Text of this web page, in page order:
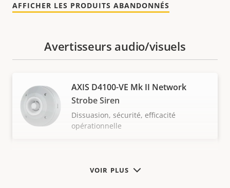
AFFICHER LES PRODUITS ABANDONNÉS
VOIR PLUS
Avertisseurs audio/visuels
AXIS D4100-VE Mk II Network
Strobe Siren
Dissuasion, sécurité, efficacité
opérationnelle